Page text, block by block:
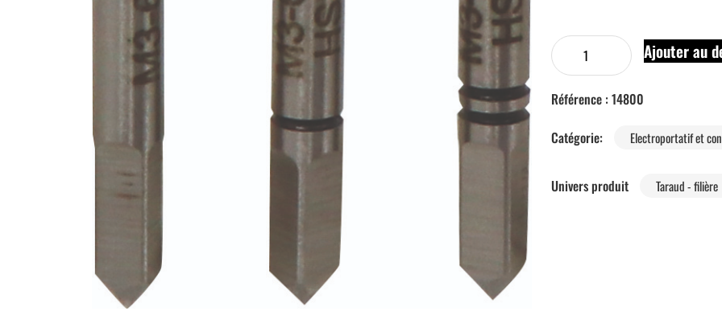
Ajouter au
Référence : 14800
Catégorie:
Electroportatif et
Univers produit Taraud - filière